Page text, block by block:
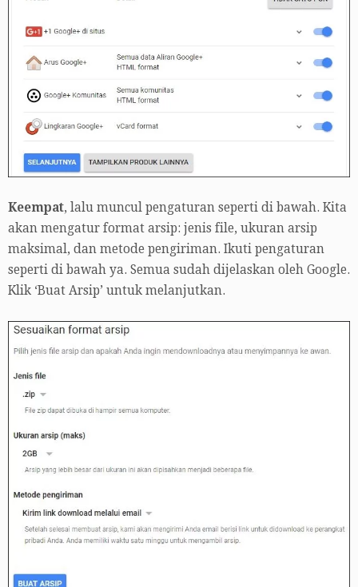
Keempat, lalu muncul pengaturan seperti di bawah. Kita
akan mengatur format arsip: jenis file, ukuran arsip
maksimal, dan metode pengiriman. Ikuti pengaturan
seperti di bawah ya. Semua sudah dijelaskan oleh Google.
Klik ‘Buat Arsip’ untuk melanjutkan.